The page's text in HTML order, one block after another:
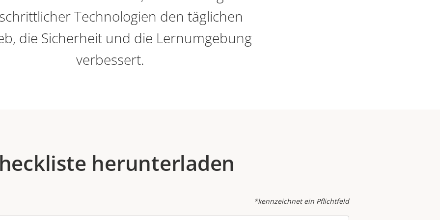
Technologien den täglichen
die Sicherheit und die Lernumgebung
verbessert.
herunterladen